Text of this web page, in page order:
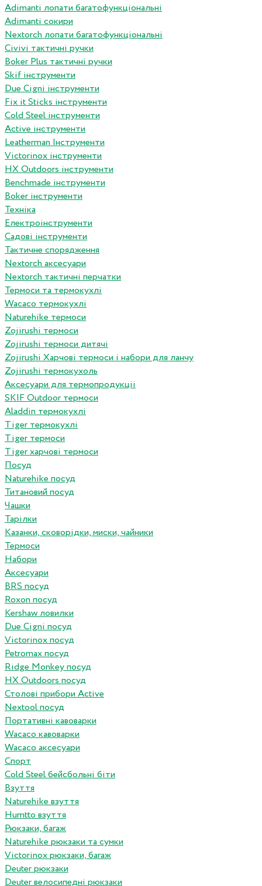
Adimanti лопати багатофункціональні
Adimanti сокири
Nextorch лопати багатофункціональні
Сivivi тактичні ручки
Boker Plus тактичні ручки
Skif інструменти
Due Cigni інструменти
Fix it Sticks інструменти
Сold Steel інструменти
Active інструменти
Leatherman Інструменти
Victorinox інструменти
HX Outdoors інструменти
Benchmade інструменти
Boker інструменти
Техніка
Електроінструменти
Садові інструменти
Тактичне спорядження
Nextorch аксесуари
Nextorch тактичні перчатки
Термоси та термокухлі
Wacaco термокухлі
Naturehike термоси
Zojirushi термоси
Zojirushi термоси дитячі
Zojirushi Харчові термоси і набори для ланчу
Zojirushi термокухоль
Аксесуари для термопродукціі
SKIF Outdoor термоси
Aladdin термокухлі
Tiger термокухлі
Tiger термоси
Tiger харчові термоси
Посуд
Naturehike посуд
Титановий посуд
Чашки
Тарілки
Казанки, сковорідки, миски, чайники
Термоси
Набори
Аксесуари
BRS посуд
Roxon посуд
Kershaw ловилки
Due Cigni посуд
Victorinox посуд
Petromax посуд
Ridge Monkey посуд
HX Outdoors посуд
Столові прибори Active
Nextool посуд
Портативні кавоварки
Wacaco кавоварки
Wacaco аксесуари
Спорт
Cold Steel бейсбольні біти
Взуття
Naturehike взуття
Humtto взуття
Рюкзаки, багаж
Naturehike рюкзаки та сумки
Victorinox рюкзаки, багаж
Deuter рюкзаки
Deuter велосипедні рюкзаки